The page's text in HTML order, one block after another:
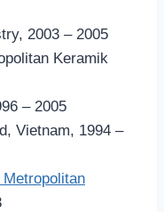
2003 – 2005
Keramik
– 2005
Vietnam, 1994 –
Metropolitan